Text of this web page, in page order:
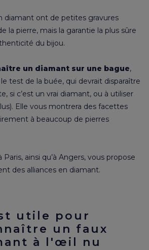
diamant ont de petites gravures
la pierre, mais la garantie la plus sûre
du bijou.
un diamant sur une bague,
le test de la buée, qui devrait disparaître
si c’est un vrai diamant, ou à utiliser
Elle vous montrera des facettes
à beaucoup de pierres
Paris, ainsi qu’à Angers, vous propose
des alliances en diamant.
utile pour
un faux
à l'œil nu